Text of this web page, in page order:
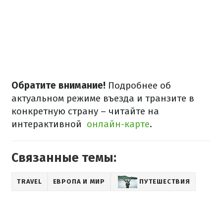
Обратите внимание! Подробнее об
актуальном режиме въезда и транзите в
конкретную страну – читайте на
интерактивной онлайн-карте.
Связанные темы:
TRAVEL ЕВРОПА И МИР ПУТЕШЕСТВИЯ